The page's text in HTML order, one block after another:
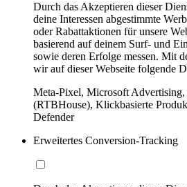
Durch das Akzeptieren dieser
deine Interessen abgestimmte
oder Rabattaktionen für unsere
basierend auf deinem Surf- und
sowie deren Erfolge messen. Mit
wir auf dieser Webseite folgende
Meta-Pixel, Microsoft Advertising,
(RTBHouse), Klickbasierte
Defender
Erweitertes Conversion-Tracking